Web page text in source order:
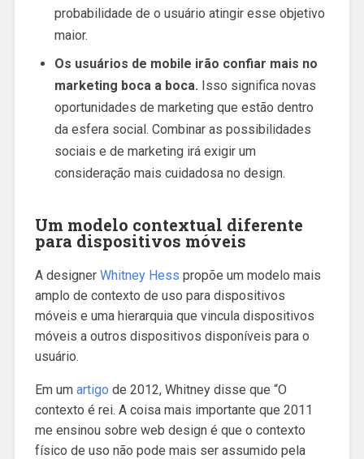
probabilidade de o usuário atingir esse objetivo
maior.
Os usuários de mobile irão confiar mais no
marketing boca a boca. Isso significa novas
oportunidades de marketing que estão dentro
da esfera social. Combinar as possibilidades
sociais e de marketing irá exigir um
consideração mais cuidadosa no design.
Um modelo contextual diferente
para dispositivos móveis
A designer Whitney Hess propõe um modelo mais
amplo de contexto de uso para dispositivos
móveis e uma hierarquia que vincula dispositivos
móveis a outros dispositivos disponíveis para o
usuário.
Em um artigo de 2012, Whitney disse que “O
contexto é rei. A coisa mais importante que 2011
me ensinou sobre web design é que o contexto
físico de uso não pode mais ser assumido pela